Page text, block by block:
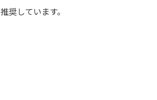
奨しています。